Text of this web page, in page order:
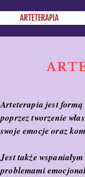
Arteterapia jest
poprzez tworzenie
swoje emocje oraz
Jest także
problemami
ARTETERAPIA